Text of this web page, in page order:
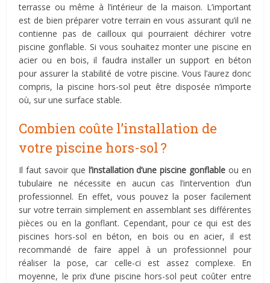
terrasse ou même à l’intérieur de la maison. L’important
est de bien préparer votre terrain en vous assurant qu’il ne
contienne pas de cailloux qui pourraient déchirer votre
piscine gonflable. Si vous souhaitez monter une piscine en
acier ou en bois, il faudra installer un support en béton
pour assurer la stabilité de votre piscine. Vous l’aurez donc
compris, la piscine hors-sol peut être disposée n’importe
où, sur une surface stable.
Combien coûte l’installation de
votre piscine hors-sol ?
Il faut savoir que l’installation d’une piscine gonflable ou en
tubulaire ne nécessite en aucun cas l’intervention d’un
professionnel. En effet, vous pouvez la poser facilement
sur votre terrain simplement en assemblant ses différentes
pièces ou en la gonflant. Cependant, pour ce qui est des
piscines hors-sol en béton, en bois ou en acier, il est
recommandé de faire appel à un professionnel pour
réaliser la pose, car celle-ci est assez complexe. En
moyenne, le prix d’une piscine hors-sol peut coûter entre